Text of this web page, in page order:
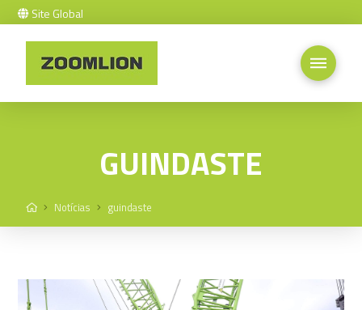
Site Global
GUINDASTE
HomeNotícias guindaste